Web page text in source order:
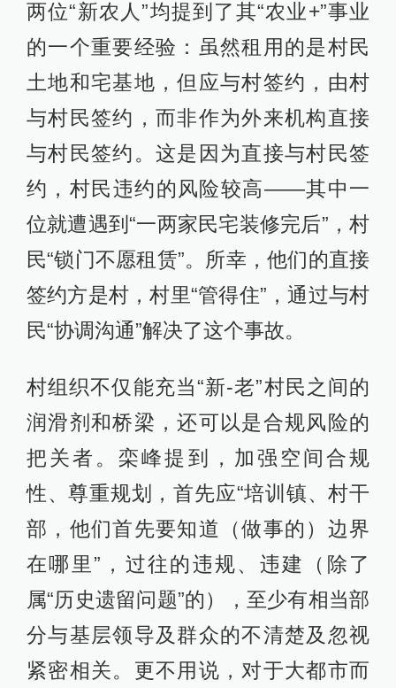
两位“新农人”均提到了其“农业+”事业
的一个重要经验：虽然租用的是村民
土地和宅基地，但应与村签约，由村
与村民签约，而非作为外来机构直接
与村民签约。这是因为直接与村民签
约，村民违约的风险较高——其中一
位就遭遇到“一两家民宅装修完后”，村
民“锁门不愿租赁”。所幸，他们的直接
签约方是村，村里“管得住”，通过与村
民“协调沟通”解决了这个事故。
村组织不仅能充当“新-老”村民之间的
润滑剂和桥梁，还可以是合规风险的
把关者。栾峰提到，加强空间合规
性、尊重规划，首先应“培训镇、村干
部，他们首先要知道（做事的）边界
在哪里”，过往的违规、违建（除了
属“历史遗留问题”的），至少有相当部
分与基层领导及群众的不清楚及忽视
紧密相关。更不用说，对于大都市而